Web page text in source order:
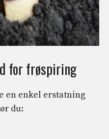
for frøspiring
en enkel erstatning
du: